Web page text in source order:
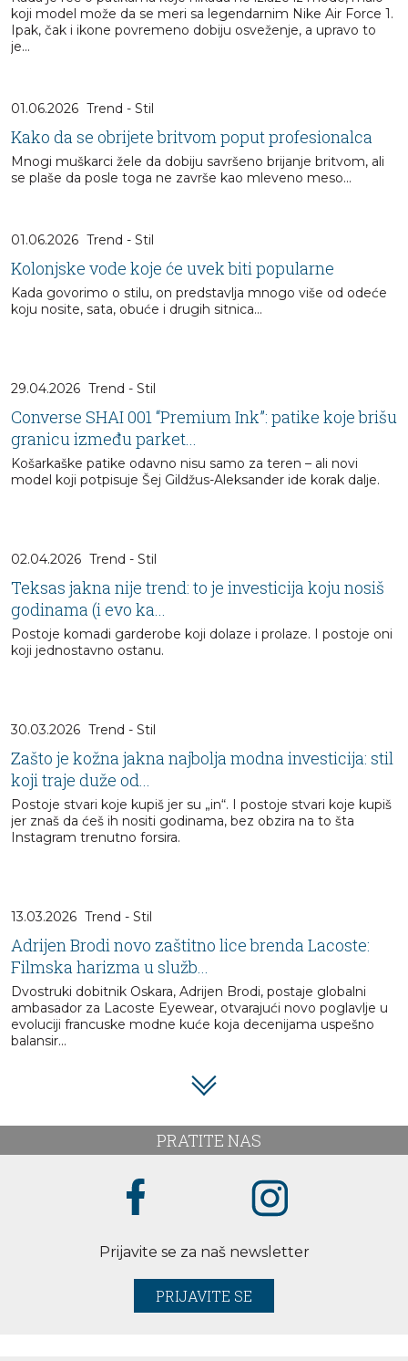
koji model može da se meri sa legendarnim Nike Air Force 1.
Ipak, čak i ikone povremeno dobiju osveženje, a upravo to
je...
01.06.2026 Trend - Stil
Kako da se obrijete britvom poput profesionalca
Mnogi muškarci žele da dobiju savršeno brijanje britvom, ali
se plaše da posle toga ne završe kao mleveno meso...
01.06.2026 Trend - Stil
Kolonjske vode koje će uvek biti popularne
Kada govorimo o stilu, on predstavlja mnogo više od odeće
koju nosite, sata, obuće i drugih sitnica…
29.04.2026 Trend - Stil
Converse SHAI 001 “Premium Ink”: patike koje brišu
granicu između parket...
Košarkaške patike odavno nisu samo za teren – ali novi
model koji potpisuje Šej Gildžus-Aleksander ide korak dalje.
02.04.2026 Trend - Stil
Teksas jakna nije trend: to je investicija koju nosiš
godinama (i evo ka...
Postoje komadi garderobe koji dolaze i prolaze. I postoje oni
koji jednostavno ostanu.
30.03.2026 Trend - Stil
Zašto je kožna jakna najbolja modna investicija: stil
koji traje duže od...
Postoje stvari koje kupiš jer su „in“. I postoje stvari koje kupiš
jer znaš da ćeš ih nositi godinama, bez obzira na to šta
Instagram trenutno forsira.
13.03.2026 Trend - Stil
Adrijen Brodi novo zaštitno lice brenda Lacoste:
Filmska harizma u služb...
Dvostruki dobitnik Oskara, Adrijen Brodi, postaje globalni
ambasador za Lacoste Eyewear, otvarajući novo poglavlje u
evoluciji francuske modne kuće koja decenijama uspešno
balansir...
PRATITE NAS
Prijavite se za naš newsletter
PRIJAVITE SE